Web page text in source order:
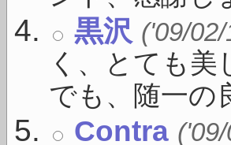
黒沢 ('09/
く、とても
でも、随一の
Contra